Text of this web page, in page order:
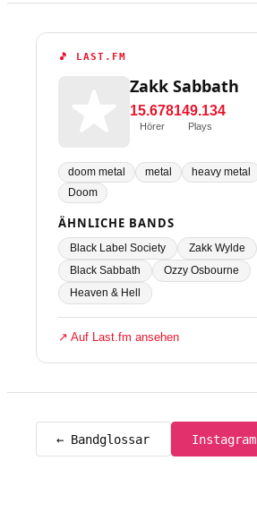
🎵 LAST.FM
Zakk Sabbath
15.678
Hörer
149.134
Plays
doom metal metal heavy metal
Doom
ÄHNLICHE BANDS
Black Label Society
Zakk Wylde
Black Sabbath
Ozzy Osbourne
Heaven & Hell
↗ Auf Last.fm ansehen
← Bandglossar Instagram